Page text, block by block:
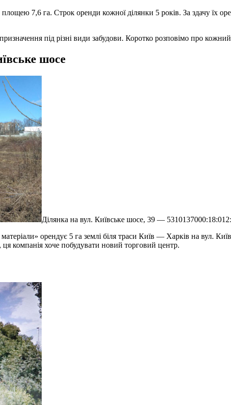
7,6 га. Строк оренди кожної ділянки 5 років. За здачу їх
під різні види забудови. Коротко розповімо про
шосе
Ділянка на вул. Київське шосе, 39 —
орендує 5 га землі біля траси Київ — Харків на вул.
ця компанія хоче побудувати новий торговий центр.